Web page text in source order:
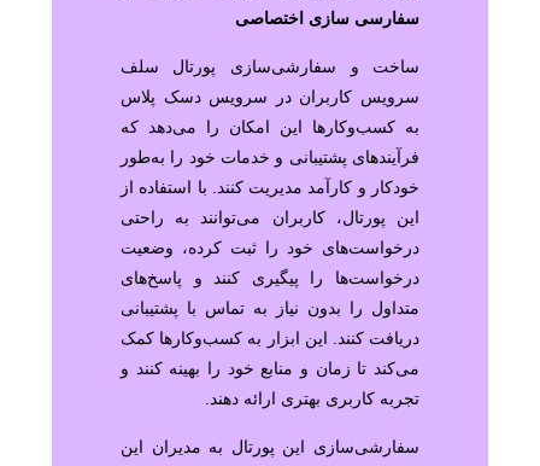
سفارسی ‌سازی اختصاصی
ساخت و سفارشی‌سازی پورتال سلف
سرویس کاربران در سرویس دسک پلاس
به کسب‌وکارها این امکان را می‌دهد که
فرآیندهای پشتیبانی و خدمات خود را به‌طور
خودکار و کارآمد مدیریت کنند. با استفاده از
این پورتال، کاربران می‌توانند به راحتی
درخواست‌های خود را ثبت کرده، وضعیت
درخواست‌ها را پیگیری کنند و پاسخ‌های
متداول را بدون نیاز به تماس با پشتیبانی
دریافت کنند. این ابزار به کسب‌وکارها کمک
می‌کند تا زمان و منابع خود را بهینه کنند و
تجربه کاربری بهتری ارائه دهند.
سفارشی‌سازی این پورتال به مدیران این